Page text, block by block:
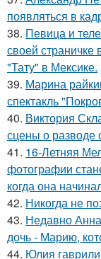
появляться в
38. Певица и
своей страничке
"Тату" в Мексике.
39. Марина
спектакль
40. Виктория
сцены о разводе
41. 16-Летняя
фотографии
когда она
42. Никогда не
43. Недавно
дочь - Марию,
44. Юлия